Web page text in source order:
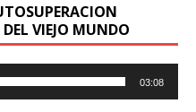
VIEJO MUNDO
03:08